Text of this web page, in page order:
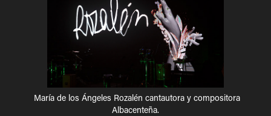
María de los Ángeles Rozalén cantautora y compositora
Albacenteña.